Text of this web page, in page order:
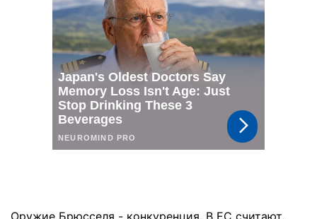
Оружие Брюсселя - конкуренция. В ЕС считают,